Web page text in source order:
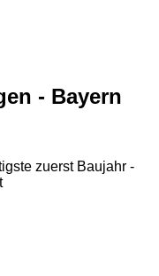
- Bayern
zuerst Baujahr -